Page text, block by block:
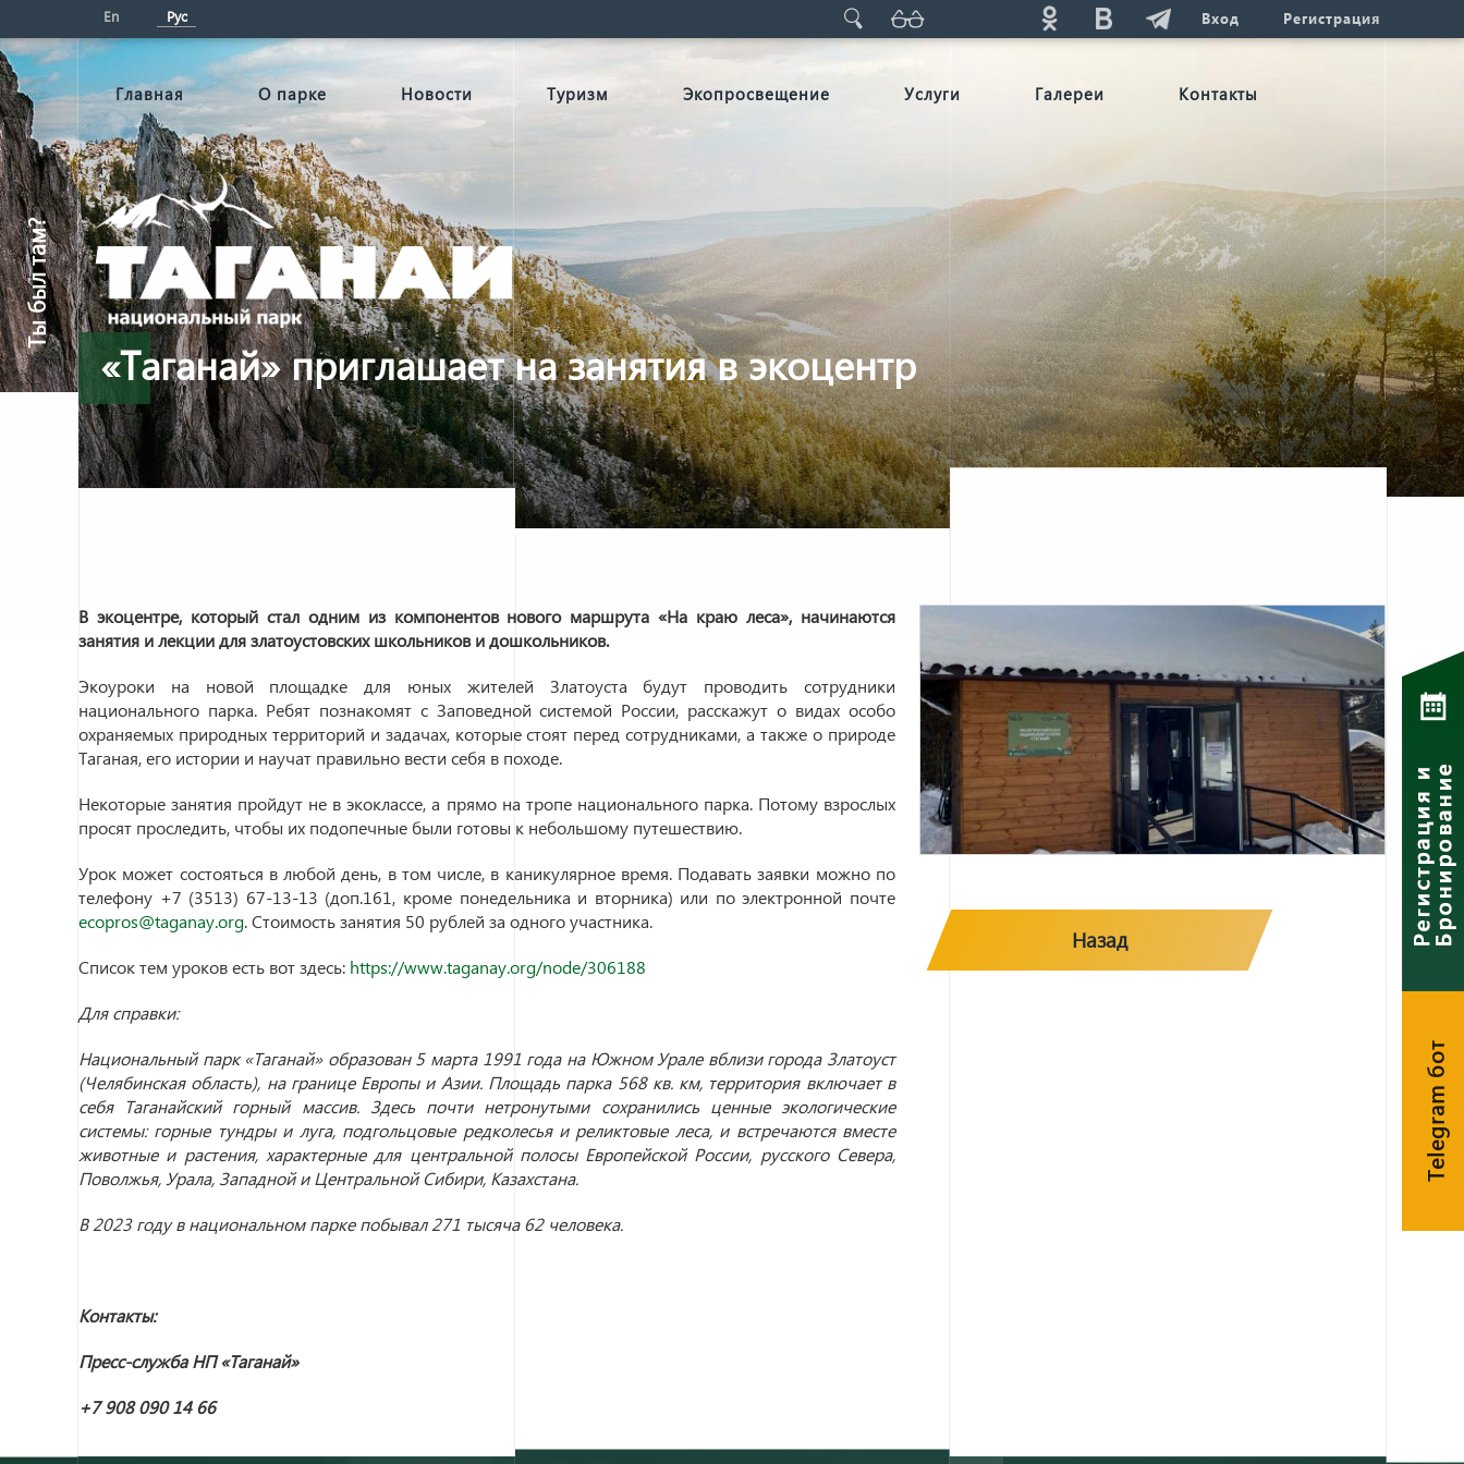
En Рус Вход Регистрация
Главная О парке Новости Туризм Экопросвещение Услуги Галереи Контакты
«Таганай» приглашает на занятия в экоцентр
Ты был там?
В экоцентре, который стал одним из компонентов нового маршрута «На краю леса», начинаются
занятия и лекции для златоустовских школьников и дошкольников.
Экоуроки на новой площадке для юных жителей Златоуста будут проводить сотрудники
национального парка. Ребят познакомят с Заповедной системой России, расскажут о видах особо
охраняемых природных территорий и задачах, которые стоят перед сотрудниками, а также о природе
Таганая, его истории и научат правильно вести себя в походе.
Некоторые занятия пройдут не в экоклассе, а прямо на тропе национального парка. Потому взрослых
просят проследить, чтобы их подопечные были готовы к небольшому путешествию.
Урок может состояться в любой день, в том числе, в каникулярное время. Подавать заявки можно по
телефону +7 (3513) 67-13-13 (доп.161, кроме понедельника и вторника) или по электронной почте
ecopros@taganay.org. Стоимость занятия 50 рублей за одного участника.
Список тем уроков есть вот здесь: https://www.taganay.org/node/306188
Для справки:
Национальный парк «Таганай» образован 5 марта 1991 года на Южном Урале вблизи города Златоуст
(Челябинская область), на границе Европы и Азии. Площадь парка 568 кв. км, территория включает в
себя Таганайский горный массив. Здесь почти нетронутыми сохранились ценные экологические
системы: горные тундры и луга, подгольцовые редколесья и реликтовые леса, и встречаются вместе
животные и растения, характерные для центральной полосы Европейской России, русского Севера,
Поволжья, Урала, Западной и Центральной Сибири, Казахстана.
В 2023 году в национальном парке побывал 271 тысяча 62 человека.
Контакты:
Пресс-служба НП «Таганай»
+7 908 090 14 66
Назад
Telegram бот